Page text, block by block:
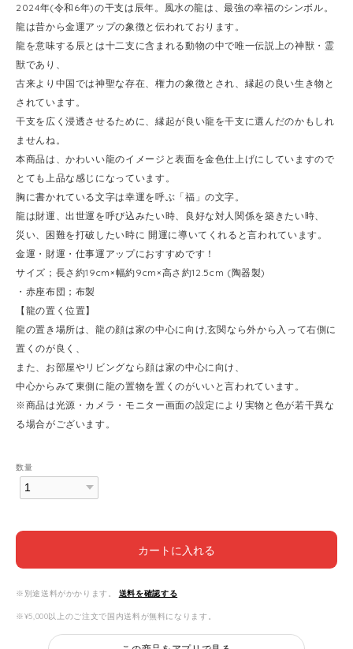
2024年(令和6年)の干支は辰年。風水の龍は、最強の幸福のシンボル。
龍は昔から金運アップの象徴と伝われております。
龍を意味する辰とは十二支に含まれる動物の中で唯一伝説上の神獣・霊
獣であり、
古来より中国では神聖な存在、権力の象徴とされ、縁起の良い生き物と
されています。
干支を広く浸透させるために、縁起が良い龍を干支に選んだのかもしれ
ませんね。
本商品は、かわいい龍のイメージと表面を金色仕上げにしていますので
とても上品な感じになっています。
胸に書かれている文字は幸運を呼ぶ「福」の文字。
龍は財運、出世運を呼び込みたい時、良好な対人関係を築きたい時、
災い、困難を打破したい時に 開運に導いてくれると言われています。
金運・財運・仕事運アップにおすすめです！
サイズ；長さ約19cm×幅約9cm×高さ約12.5cm (陶器製)
・赤座布団；布製
【龍の置く位置】
龍の置き場所は、龍の顔は家の中心に向け,玄関なら外から入って右側に
置くのが良く、
また、お部屋やリビングなら顔は家の中心に向け、
中心からみて東側に龍の置物を置くのがいいと言われています。
※商品は光源・カメラ・モニター画面の設定により実物と色が若干異な
る場合がございます。
数量
カートに入れる
※別途送料がかかります。 送料を確認する
※¥5,000以上のご注文で国内送料が無料になります。